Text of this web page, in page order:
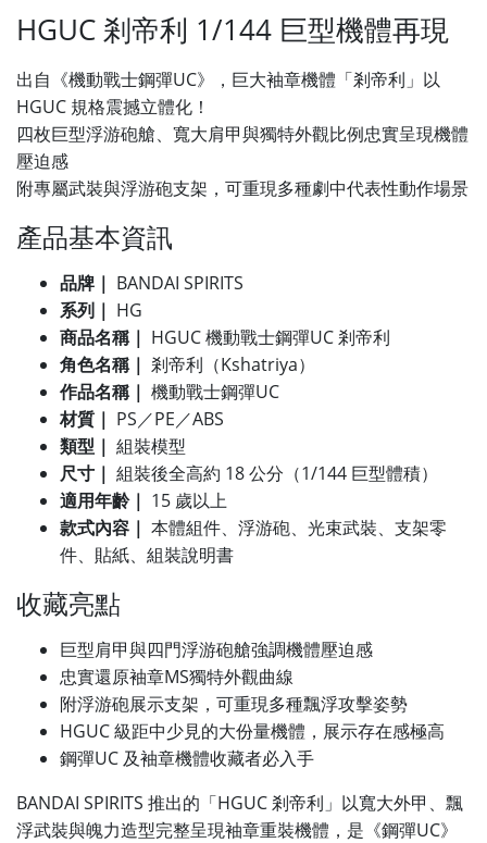
HGUC 剎帝利 1/144 巨型機體再現
出自《機動戰士鋼彈UC》，巨大袖章機體「剎帝利」以
HGUC 規格震撼立體化！
四枚巨型浮游砲艙、寬大肩甲與獨特外觀比例忠實呈現機體
壓迫感
附專屬武裝與浮游砲支架，可重現多種劇中代表性動作場景
產品基本資訊
品牌｜ BANDAI SPIRITS
系列｜ HG
商品名稱｜ HGUC 機動戰士鋼彈UC 剎帝利
角色名稱｜ 剎帝利（Kshatriya）
作品名稱｜ 機動戰士鋼彈UC
材質｜ PS／PE／ABS
類型｜ 組裝模型
尺寸｜ 組裝後全高約 18 公分（1/144 巨型體積）
適用年齡｜ 15 歲以上
款式內容｜ 本體組件、浮游砲、光束武裝、支架零
件、貼紙、組裝說明書
收藏亮點
巨型肩甲與四門浮游砲艙強調機體壓迫感
忠實還原袖章MS獨特外觀曲線
附浮游砲展示支架，可重現多種飄浮攻擊姿勢
HGUC 級距中少見的大份量機體，展示存在感極高
鋼彈UC 及袖章機體收藏者必入手
BANDAI SPIRITS 推出的「HGUC 剎帝利」以寬大外甲、飄
浮武裝與魄力造型完整呈現袖章重裝機體，是《鋼彈UC》